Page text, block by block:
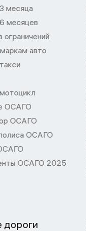
месяца
месяцев
авто
ОСАГО
ОСАГО
ОСАГО
ОСАГО 2025
дороги